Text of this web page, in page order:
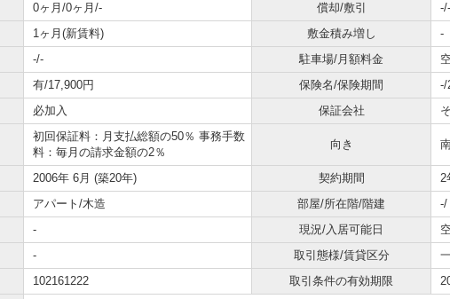
0ヶ月/0ヶ月/- 償却/敷引
-/-
1ヶ月(新賃料) 敷金積み増し
-
-/- 駐車場/月額料金
有/17,900円 保険名/保険期間
-/
必加入 保証会社
初回保証料：月支払総額の50％ 事務手数
料：毎月の請求金額の2％
向き
2006年 6月 (築20年) 契約期間
2
アパート/木造 部屋/所在階/階建
-/
- 現況/入居可能日
- 取引態様/賃貸区分
102161222 取引条件の有効期限